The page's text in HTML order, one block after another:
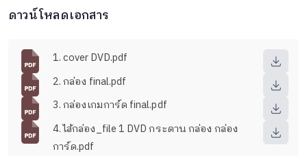
ดาวน์โหลดเอกสาร
1. cover DVD.pdf
2. กล่อง final.pdf
3. กล่องเกมการ์ด final.pdf
4. ไส้กล่อง_file 1 DVD กระดาน กล่อง กล่อง
การ์ด.pdf